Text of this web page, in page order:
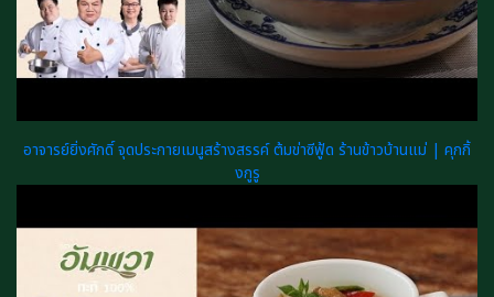
อาจารย์ยิ่งศักดิ์ จุดประกายเมนูสร้างสรรค์ ต้มข่าซีฟู้ด ร้านข้าวบ้านแม่ | คุกกิ้
งกูรู